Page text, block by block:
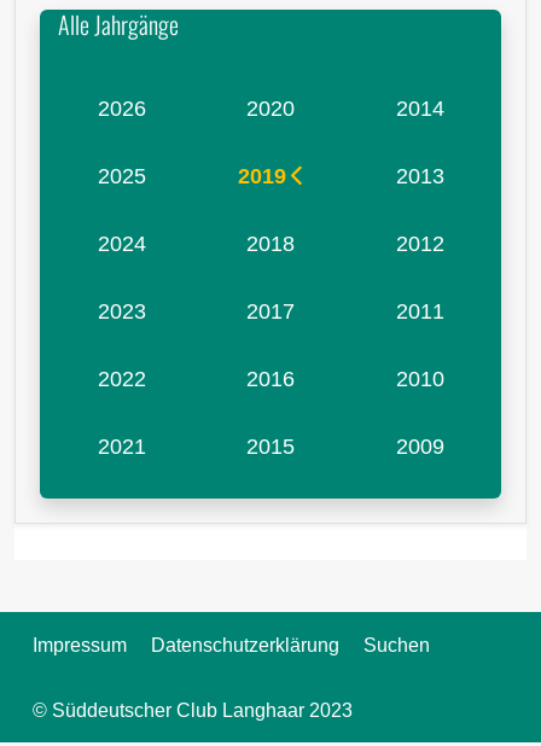
Alle Jahrgänge
2026
2025
2024
2023
2022
2021
2020
2019
2018
2017
2016
2015
2014
2013
2012
2011
2010
2009
Impressum Datenschutzerklärung Suchen
© Süddeutscher Club Langhaar 2023